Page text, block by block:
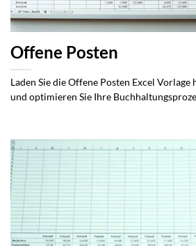
Offene Posten
Laden Sie die Offene Posten Excel
und optimieren Sie Ihre